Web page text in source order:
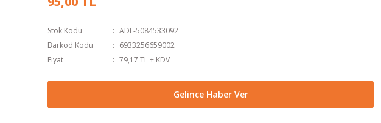
Stok Kodu
ADL-5084533092
Barkod Kodu
6933256659002
Fiyat
79,17 TL + KDV
Gelince Haber Ver